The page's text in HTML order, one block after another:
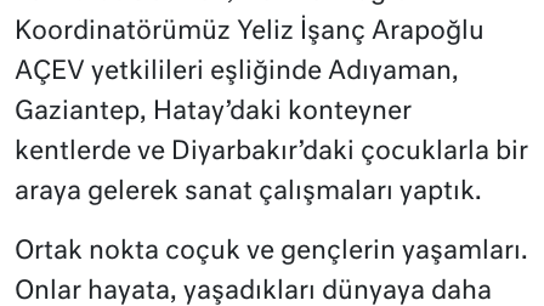
Koordinatörümüz Yeliz İşanç Arapoğlu
AÇEV yetkilileri eşliğinde Adıyaman,
Gaziantep, Hatay’daki konteyner
kentlerde ve Diyarbakır’daki çocuklarla bir
araya gelerek sanat çalışmaları yaptık.
Ortak nokta coçuk ve gençlerin yaşamları.
Onlar hayata, yaşadıkları dünyaya daha